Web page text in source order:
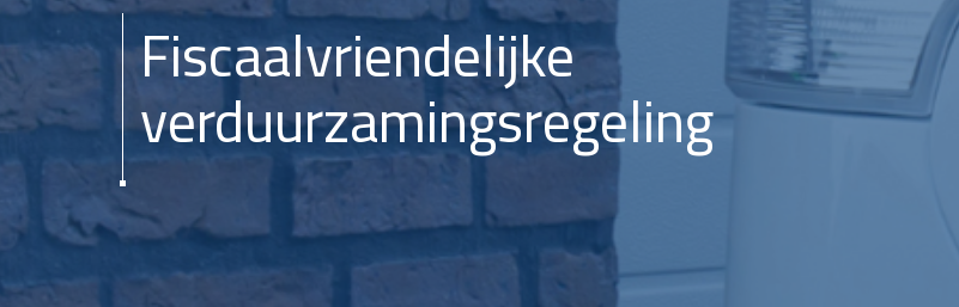
Fiscaalvriendelijke
verduurzamingsregeling